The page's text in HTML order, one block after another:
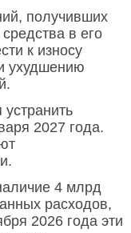
получивших
в его
к износу
ухудшению
2027 года.
4 млрд
расходов,
2026 года эти